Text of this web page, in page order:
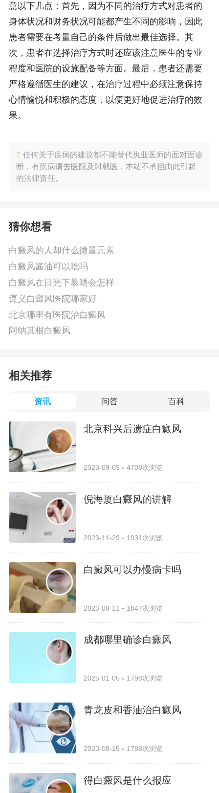
意以下几点：首先，因为不同的治疗方式对患者的
身体状况和财务状况可能都产生不同的影响，因此
患者需要在考量自己的条件后做出最佳选择。其
次，患者在选择治疗方式时还应该注意医生的专业
程度和医院的设施配备等方面。最后，患者还需要
严格遵循医生的建议，在治疗过程中必须注意保持
心情愉悦和积极的态度，以便更好地促进治疗的效
果。
任何关于疾病的建议都不能替代执业医师的面对面诊
断，有疾病请去医院及时就医，本站不承担由此引起
的法律责任。
猜你想看
白癜风的人却什么微量元素
白癜风酱油可以吃吗
白癜风在日光下暴晒会怎样
遵义白癜风医院哪家好
北京哪里有医院治白癜风
阿纳其根白癜风
相关推荐
资讯 问答 百科
北京科兴后遗症白癜风
2023-09-09 4708次浏览
倪海厦白癜风的讲解
2023-11-29 1931次浏览
白癜风可以办慢病卡吗
2023-08-11 1847次浏览
成都哪里确诊白癜风
2025-01-05 1798次浏览
青龙皮和香油治白癜风
2023-08-15 1788次浏览
得白癜风是什么报应